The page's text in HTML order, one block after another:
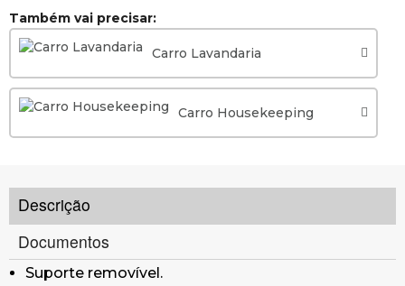
Também vai precisar:
Carro Lavandaria
Carro Housekeeping
Descrição
Documentos
Suporte removível.